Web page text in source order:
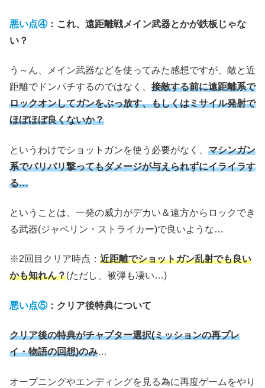
悪い点④： これ、遠距離戦メイン武器とかが鉄板じゃな
い？
う～ん、メイン武器などを使ってみた感想ですが、敵と近
距離でドンパチするのではなく、 接敵する前に遠距離系で
ロックオンしてガンをぶっ放す、もしくはミサイル発射で
ほぼほぼ良くないか？
というわけでショットガンを使う必要がなく、 マシンガン
系でバリバリ撃ってもダメージが与えられずにイライラす
る…
ということは、一発の威力がデカい＆遠方からロックでき
る武器(ジャベリン・ストライカー)で良いような…
※2回目クリア時点： 近距離でショットガン乱射でも良い
かも知れん？(ただし、被弾も凄い…)
悪い点⑤：クリア後特典について
クリア後の特典がチャプター選択(ミッションの再プレ
イ・物語の回想)のみ…
オープニングやエンディングを見る為に再度ゲームをやり